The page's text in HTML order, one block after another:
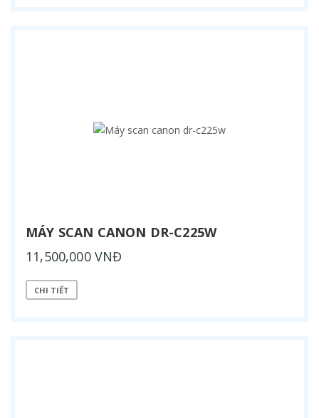
MÁY SCAN CANON DR-C225W
11,500,000 VNĐ
CHI TIẾT